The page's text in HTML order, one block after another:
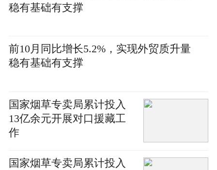
稳有基础有支撑
前10月同比增长5.2%，实现外贸质升量
稳有基础有支撑
国家烟草专卖局累计投入
13亿余元开展对口援藏工
作
国家烟草专卖局累计投入